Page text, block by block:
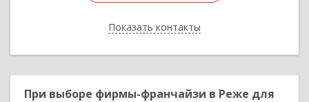
Показать контакты
Назад
При выборе фирмы-франчайзи в Реже для